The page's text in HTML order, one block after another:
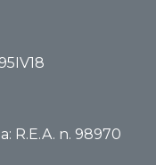
R.E.A. n. 98970